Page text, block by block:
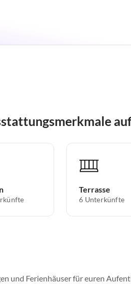
Terrasse
6 Unterkünfte
und Ferienhäuser für euren